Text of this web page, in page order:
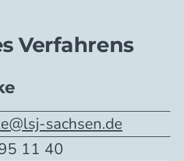
Verfahrens
sachsen.de
11 40